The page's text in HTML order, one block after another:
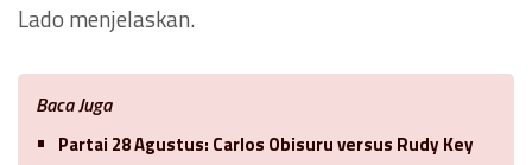
Lado menjelaskan.
Baca Juga
Partai 28 Agustus: Carlos Obisuru versus Rudy Key